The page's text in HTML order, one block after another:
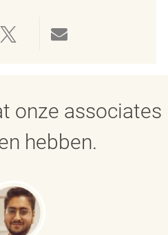
Facebook
Delen via twitter
onze associates
hebben.